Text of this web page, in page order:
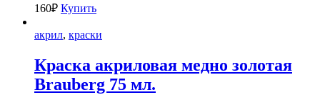
160₽ Купить
акрил, краски
Краска акриловая медно золотая
Brauberg 75 мл.